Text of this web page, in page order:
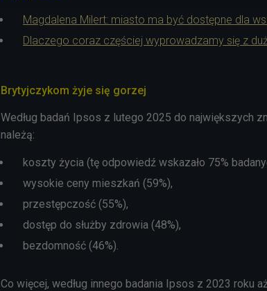
Magdalena Milert: miasto ma być dostępne dla
Dlaczego coraz częściej wyprowadzamy się z
Brytyjczykom żyje się gorzej
Według badań Ipsos z lutego 2025 do największych
należą:
koszty życia (tę odpowiedź wskazało 75%
wysokie ceny mieszkań (59%),
przestępczość (55%),
dostęp do służby zdrowia (48%),
bezdomność (46%).
Co więcej, według innego badania Ipsos z 2023 roku